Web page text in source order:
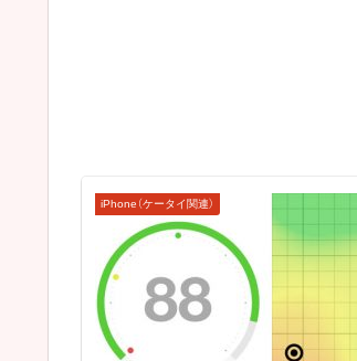
iPhone（ケータイ関連）